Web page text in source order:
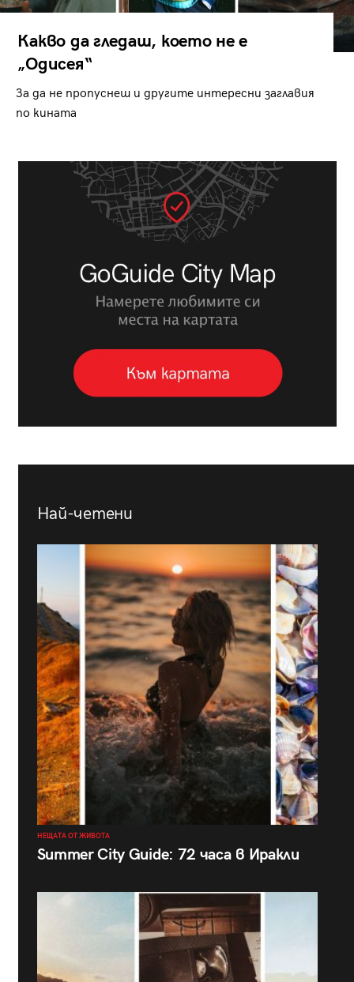
Какво да гледаш, което не е
„Одисея“
За да не пропуснеш и другите интересни заглавия
по кината
Най-четени
НЕЩАТА ОТ ЖИВОТА
Summer City Guide: 72 часа в Иракли